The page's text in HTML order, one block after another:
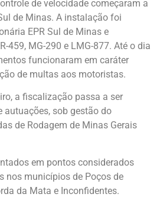
de velocidade começaram a
de Minas. A instalação foi
EPR Sul de Minas e
459, MG-290 e LMG-877. Até o dia
funcionaram em caráter
de multas aos motoristas.
a fiscalização passa a ser
autuações, sob gestão do
de Rodagem de Minas Gerais
em pontos considerados
nos municípios de Poços de
da Mata e Inconfidentes.